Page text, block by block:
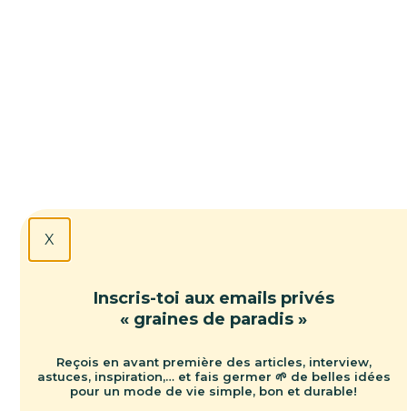
X
Inscris-toi aux emails privés
« graines de paradis »
Reçois en avant première des articles, interview,
astuces, inspiration,… et fais germer 🌱 de belles idées
pour un mode de vie simple, bon et durable!